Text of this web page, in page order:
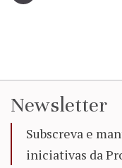
Newsletter
Subscreva e
iniciativas da